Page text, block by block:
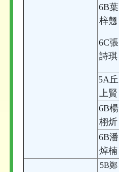
6B葉
梓翹
6C張
詩琪
5A丘
上賢
6B楊
栩炘
6B潘
焯楠
5B鄭